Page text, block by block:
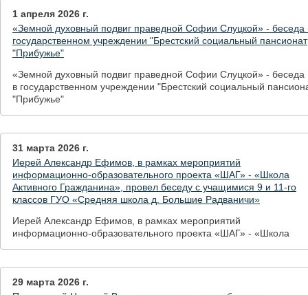
1 апреля 2026 г.
«Земной духовный подвиг праведной Софии Слуцкой» - беседа
государственном учреждении "Брестский социальный пансионат
"Прибужье"
«Земной духовный подвиг праведной Софии Слуцкой» - беседа
в государственном учреждении "Брестский социальный
"Прибужье"
31 марта 2026 г.
Иерей Александр Ефимов, в рамках мероприятий
информационно-образовательного проекта «ШАГ» - «Школа
Активного Гражданина», провел беседу с учащимися 9 и 11-го
классов ГУО «Средняя школа д. Большие Радваничи»
Иерей Александр Ефимов, в рамках мероприятий
информационно-образовательного проекта «ШАГ» - «Школа
29 марта 2026 г.